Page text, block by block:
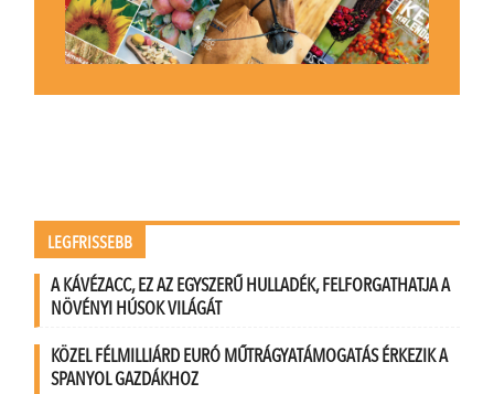
LEGFRISSEBB
A KÁVÉZACC, EZ AZ EGYSZERŰ HULLADÉK, FELFORGATHATJA A
NÖVÉNYI HÚSOK VILÁGÁT
KÖZEL FÉLMILLIÁRD EURÓ MŰTRÁGYATÁMOGATÁS ÉRKEZIK A
SPANYOL GAZDÁKHOZ